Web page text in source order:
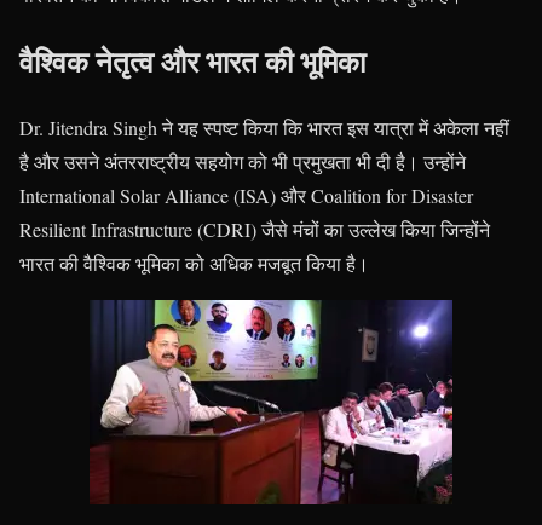
वैश्विक नेतृत्व और भारत की भूमिका
Dr. Jitendra Singh ने यह स्पष्ट किया कि भारत इस यात्रा में अकेला नहीं
है और उसने अंतरराष्ट्रीय सहयोग को भी प्रमुखता भी दी है। उन्होंने
International Solar Alliance (ISA) और Coalition for Disaster
Resilient Infrastructure (CDRI) जैसे मंचों का उल्लेख किया जिन्होंने
भारत की वैश्विक भूमिका को अधिक मजबूत किया है।